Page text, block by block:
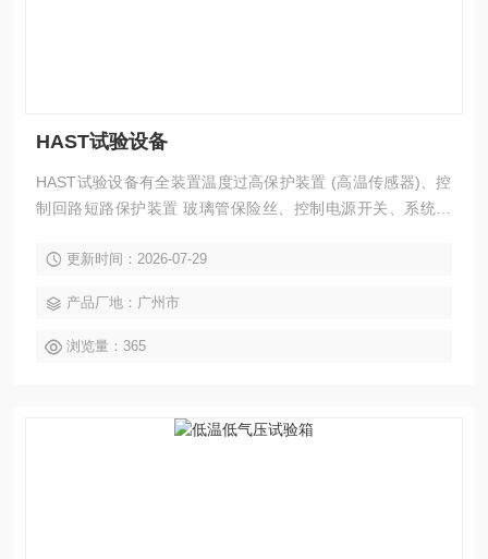
HAST试验设备
HAST试验设备有全装置温度过高保护装置 (高温传感器)、控
制回路短路保护装置 玻璃管保险丝、控制电源开关、系统异
温度烧毁检测电路、湿球温度烧毁检测电路 (限 M 型)、排气
部)、送风机过载异常检测、温度过升防止器 (可变式)、温度
过升防止器 (固定式)、加热器过电流保护、加湿器过电流保
更新时间：2026-07-29
产品厂地：广州市
浏览量：365